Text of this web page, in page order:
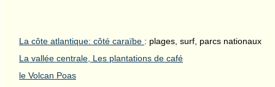
La côte atlantique: côté caraïbe : plages, surf, parcs nationaux
La vallée centrale, Les plantations de café
le Volcan Poas